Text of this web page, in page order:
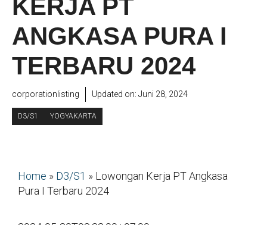
KERJA PT
ANGKASA PURA I
TERBARU 2024
corporationlisting Updated on: Juni 28, 2024
D3/S1 YOGYAKARTA
Home » D3/S1 » Lowongan Kerja PT Angkasa
Pura I Terbaru 2024